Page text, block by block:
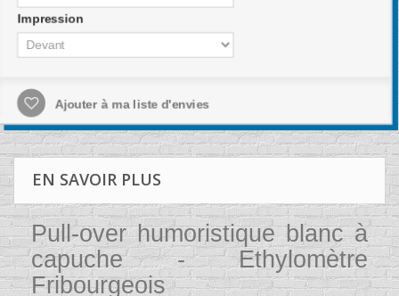
Impression
Ajouter à ma liste d'envies
EN SAVOIR PLUS
Pull-over humoristique blanc à
capuche - Ethylomètre
Fribourgeois